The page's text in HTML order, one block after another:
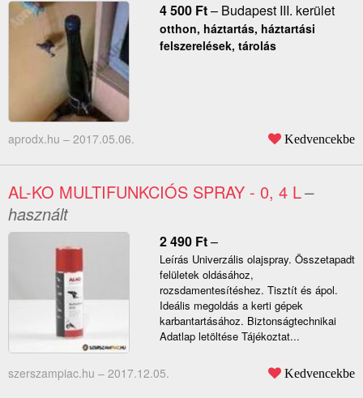
4 500 Ft– Budapest III. kerület
otthon, háztartás, háztartási
felszerelések, tárolás
aprodx.hu – 2017.05.06. Kedvencekbe
AL-KO MULTIFUNKCIÓS SPRAY - 0, 4 L–
használt
2 490 Ft–
Leírás Univerzális olajspray. Összetapadt
felületek oldásához,
rozsdamentesítéshez. Tisztít és ápol.
Ideális megoldás a kerti gépek
karbantartásához. Biztonságtechnikai
Adatlap letöltése Tájékoztat...
szerszampiac.hu – 2017.12.05. Kedvencekbe